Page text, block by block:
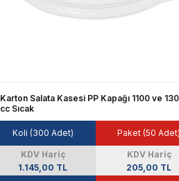
Karton Salata Kasesi PP Kapağı 1100 ve
cc Sıcak
Koli (300 Adet)
KDV Hariç
1.145,00 TL
Paket (50 Adet)
KDV Hariç
205,00 TL